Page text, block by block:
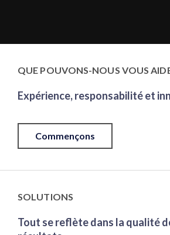
QUE POUVONS-NOUS VOUS
Expérience, responsabilité et
Commençons
SOLUTIONS
Tout se reflète dans la qualité